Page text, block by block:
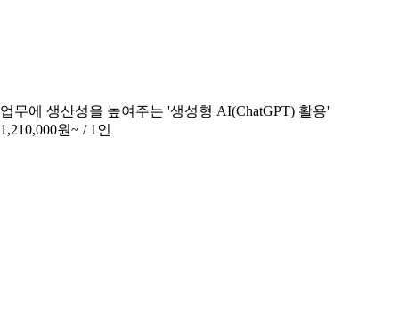
업무에 생산성을 높여주는 '생성형 AI(ChatGPT) 활용'
1,210,000원~ / 1인